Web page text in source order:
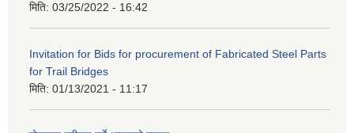
मिति: 03/25/2022 - 16:42
Invitation for Bids for procurement of Fabricated Steel Parts
for Trail Bridges
मिति: 01/13/2021 - 11:17